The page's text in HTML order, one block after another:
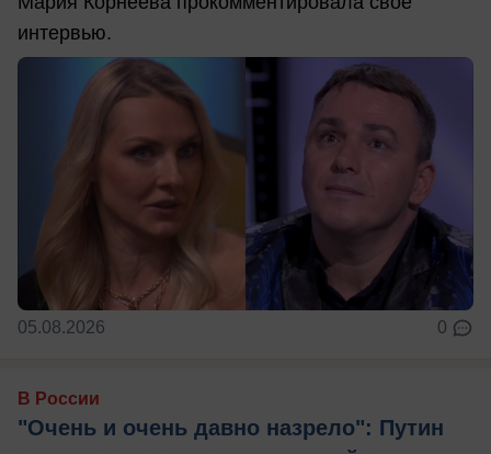
интервью.
05.08.2026 0
В России
"Очень и очень давно назрело": Путин